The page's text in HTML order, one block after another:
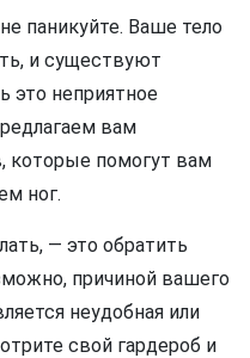
паникуйте. Ваше тело
и существуют
это неприятное
вам
которые помогут вам
ног.
— это обратить
причиной вашего
неудобная или
свой гардероб и